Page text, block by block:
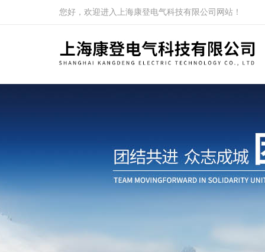
您好，欢迎进入上海康登电气科技有限公司网站！